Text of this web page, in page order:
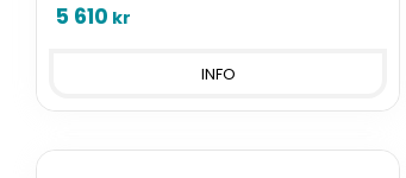
5 610 kr
INFO